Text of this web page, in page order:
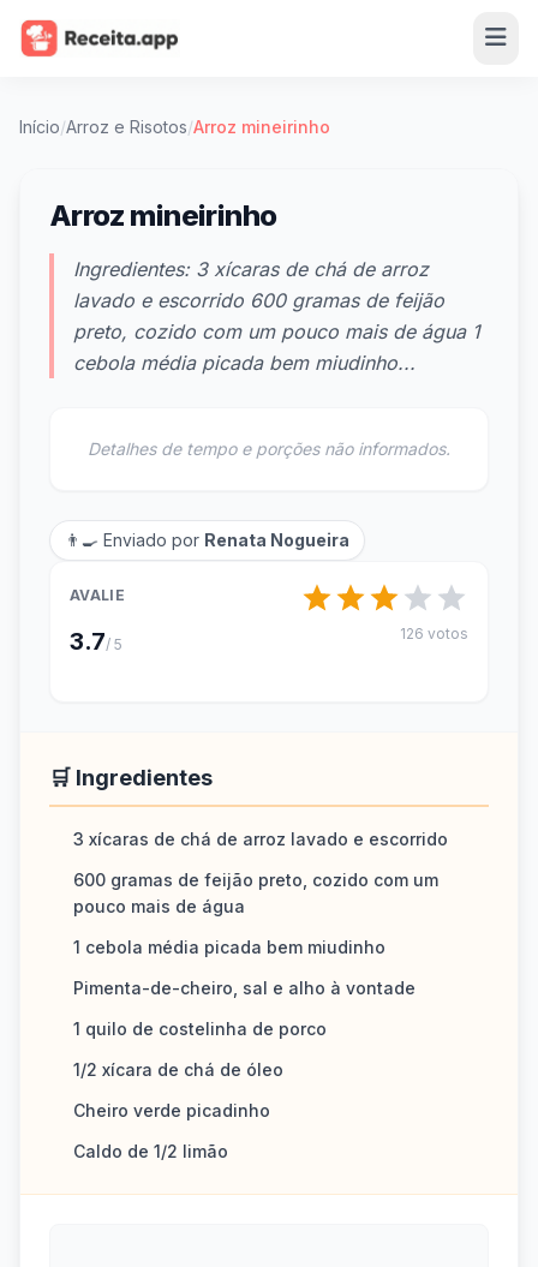
Início/Arroz e Risotos/Arroz mineirinho
Arroz mineirinho
Ingredientes: 3 xícaras de chá de arroz
lavado e escorrido 600 gramas de feijão
preto, cozido com um pouco mais de água 1
cebola média picada bem miudinho...
Detalhes de tempo e porções não informados.
👨‍🍳 Enviado por Renata Nogueira
AVALIE
3.7/ 5
126 votos
🛒 Ingredientes
3 xícaras de chá de arroz lavado e escorrido
600 gramas de feijão preto, cozido com um
pouco mais de água
1 cebola média picada bem miudinho
Pimenta-de-cheiro, sal e alho à vontade
1 quilo de costelinha de porco
1/2 xícara de chá de óleo
Cheiro verde picadinho
Caldo de 1/2 limão